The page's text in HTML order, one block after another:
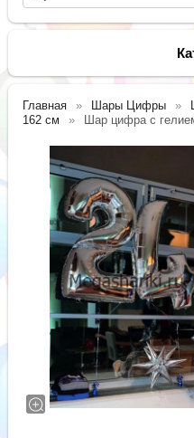
Главная Шары Цифры
162 см
Шар цифра с